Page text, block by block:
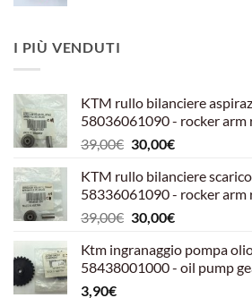
I PIÙ VENDUTI
KTM rullo bilanciere
58036061090 - rocker arm
39,00€ Il
originale
era:
39,00€.
30,00€Il
attuale
è:
30,00€.
KTM rullo bilanciere scarico
58336061090 - rocker arm
39,00€ Il
originale
era:
30,00€Il
attuale
è:
Ktm ingranaggio pompa
58438001000 - oil pump
3,90€